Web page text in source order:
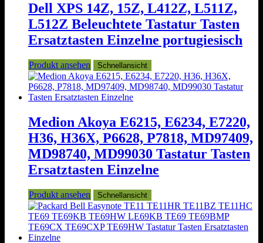
Dell XPS 14Z, 15Z, L412Z, L511Z,
L512Z Beleuchtete Tastatur Tasten
Ersatztasten Einzelne portugiesisch
Produkt ansehen Schnellansicht
Medion Akoya E6215, E6234, E7220,
H36, H36X, P6628, P7818, MD97409,
MD98740, MD99030 Tastatur Tasten
Ersatztasten Einzelne
Produkt ansehen Schnellansicht